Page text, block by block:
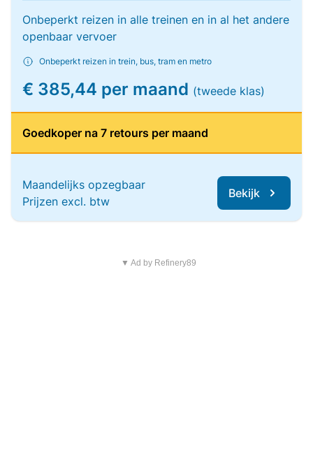
Onbeperkt reizen in alle treinen en in al het andere
openbaar vervoer
Onbeperkt reizen in trein, bus, tram en metro
€ 385,44 per maand (tweede klas)
Goedkoper na 7 retours per maand
Maandelijks opzegbaar
Prijzen excl. btw
Bekijk
▼ Ad by Refinery89